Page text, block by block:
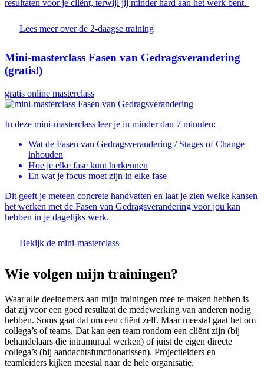
resultaten voor je cliënt, terwijl jij minder hard aan het werk bent.
Lees meer over de 2-daagse training
Mini-masterclass Fasen van Gedragsverandering
(gratis!)
gratis online masterclass
In deze mini-masterclass leer je in minder dan 7 minuten:
Wat de Fasen van Gedragsverandering / Stages of Change
inhouden
Hoe je elke fase kunt herkennen
En wat je focus moet zijn in elke fase
Dit geeft je meteen concrete handvatten en laat je zien welke kansen
het werken met de Fasen van Gedragsverandering voor jou kan
hebben in je dagelijks werk.
Bekijk de mini-masterclass
Wie volgen mijn trainingen?
Waar alle deelnemers aan mijn trainingen mee te maken hebben is
dat zij voor een goed resultaat de medewerking van anderen nodig
hebben. Soms gaat dat om een cliënt zelf. Maar meestal gaat het om
collega’s of teams. Dat kan een team rondom een cliënt zijn (bij
behandelaars die intramuraal werken) of juist de eigen directe
collega’s (bij aandachtsfunctionarissen). Projectleiders en
teamleiders kijken meestal naar de hele organisatie.